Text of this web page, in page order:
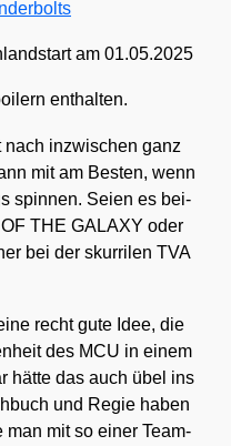
am 01.05.2025
ent­hal­ten.
nach inzwi­schen ganz
mit am Bes­ten, wenn
spin­nen. Sei­en es bei­
THE GALAXY oder
bei der skur­ri­len TVA
recht gute Idee, die
des MCU in einem
hät­te das auch übel ins
und Regie haben
man mit so einer Team­